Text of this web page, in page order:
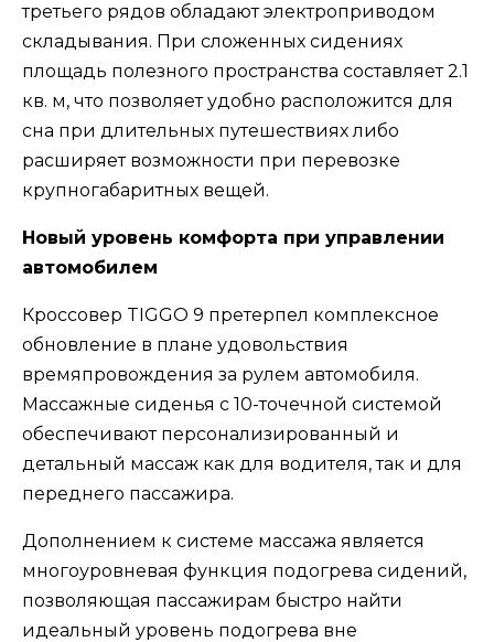
третьего рядов обладают электроприводом
складывания. При сложенных сидениях
площадь полезного пространства составляет 2.1
кв. м, что позволяет удобно расположится для
сна при длительных путешествиях либо
расширяет возможности при перевозке
крупногабаритных вещей.
Новый уровень комфорта при управлении
автомобилем
Кроссовер TIGGO 9 претерпел комплексное
обновление в плане удовольствия
времяпровождения за рулем автомобиля.
Массажные сиденья с 10-точечной системой
обеспечивают персонализированный и
детальный массаж как для водителя, так и для
переднего пассажира.
Дополнением к системе массажа является
многоуровневая функция подогрева сидений,
позволяющая пассажирам быстро найти
идеальный уровень подогрева вне